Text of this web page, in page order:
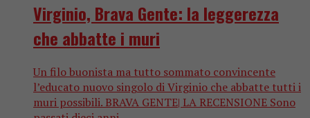
Virginio, Brava Gente: la leggerezza
che abbatte i muri
Un filo buonista ma tutto sommato convincente
l’educato nuovo singolo di Virginio che abbatte tutti i
muri possibili. BRAVA GENTE| LA RECENSIONE Sono